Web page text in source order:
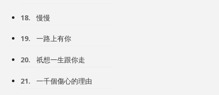
18. 慢慢
19. 一路上有你
20. 祇想一生跟你走
21. 一千個傷心的理由